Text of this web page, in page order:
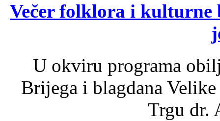
Večer folklora i kulturne
U okviru programa
Brijega i blagdana
Trgu dr.